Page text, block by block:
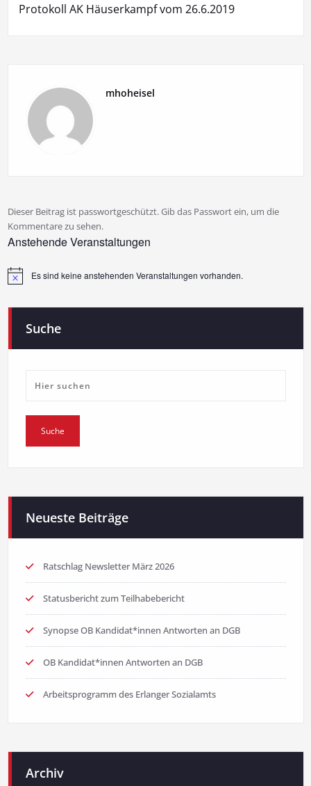
Protokoll AK Häuserkampf vom 26.6.2019
mhoheisel
Dieser Beitrag ist passwortgeschützt. Gib das Passwort ein, um die
Kommentare zu sehen.
Anstehende Veranstaltungen
HinweisEs sind keine anstehenden Veranstaltungen vorhanden.
Suche
Neueste Beiträge
Ratschlag Newsletter März 2026
Statusbericht zum Teilhabebericht
Synopse OB Kandidat*innen Antworten an DGB
OB Kandidat*innen Antworten an DGB
Arbeitsprogramm des Erlanger Sozialamts
Archiv